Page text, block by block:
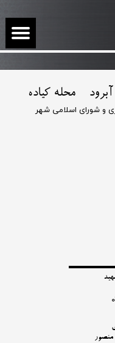
- محله کیاده
و شورای اسلامی شهر